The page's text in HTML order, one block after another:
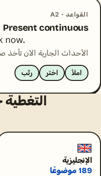
القواعد · A2
Present continuous
now.
الأحداث الجارية الآن تأخذ
املأ اختر رتّب
الإنجليزية
189 موضوعًا